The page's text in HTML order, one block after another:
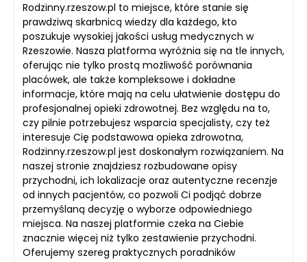
Rodzinny.rzeszow.pl to miejsce, które stanie się
prawdziwą skarbnicą wiedzy dla każdego, kto
poszukuje wysokiej jakości usług medycznych w
Rzeszowie. Nasza platforma wyróżnia się na tle innych,
oferując nie tylko prostą możliwość porównania
placówek, ale także kompleksowe i dokładne
informacje, które mają na celu ułatwienie dostępu do
profesjonalnej opieki zdrowotnej. Bez względu na to,
czy pilnie potrzebujesz wsparcia specjalisty, czy też
interesuje Cię podstawowa opieka zdrowotna,
Rodzinny.rzeszow.pl jest doskonałym rozwiązaniem. Na
naszej stronie znajdziesz rozbudowane opisy
przychodni, ich lokalizacje oraz autentyczne recenzje
od innych pacjentów, co pozwoli Ci podjąć dobrze
przemyślaną decyzję o wyborze odpowiedniego
miejsca. Na naszej platformie czeka na Ciebie
znacznie więcej niż tylko zestawienie przychodni.
Oferujemy szereg praktycznych poradników